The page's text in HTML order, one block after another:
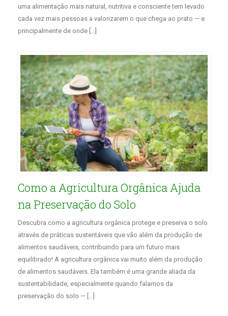
uma alimentação mais natural, nutritiva e consciente tem levado
cada vez mais pessoas a valorizarem o que chega ao prato — e
principalmente de onde […]
Como a Agricultura Orgânica Ajuda
na Preservação do Solo
Descubra como a agricultura orgânica protege e preserva o solo
através de práticas sustentáveis que vão além da produção de
alimentos saudáveis, contribuindo para um futuro mais
equilibrado! A agricultura orgânica vai muito além da produção
de alimentos saudáveis. Ela também é uma grande aliada da
sustentabilidade, especialmente quando falamos da
preservação do solo — […]